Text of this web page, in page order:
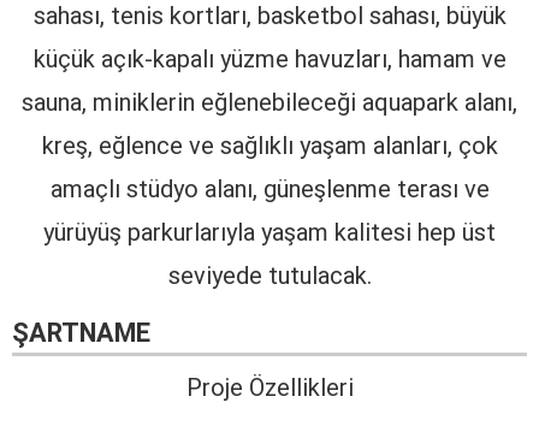
sahası, tenis kortları, basketbol sahası, büyük
küçük açık-kapalı yüzme havuzları, hamam ve
sauna, miniklerin eğlenebileceği aquapark alanı,
kreş, eğlence ve sağlıklı yaşam alanları, çok
amaçlı stüdyo alanı, güneşlenme terası ve
yürüyüş parkurlarıyla yaşam kalitesi hep üst
seviyede tutulacak.
ŞARTNAME
Proje Özellikleri